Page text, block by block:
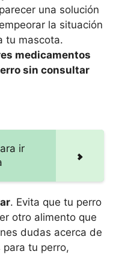
una solución
la situación
tu mascota.
medicamentos
sin consultar
ir
. Evita que tu perro
otro alimento que
dudas acerca de
para tu perro,